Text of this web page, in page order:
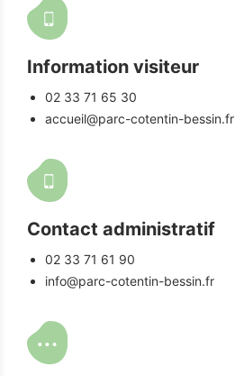
Information visiteur
02 33 71 65 30
accueil@parc-cotentin-bessin.fr
Contact administratif
02 33 71 61 90
info@parc-cotentin-bessin.fr